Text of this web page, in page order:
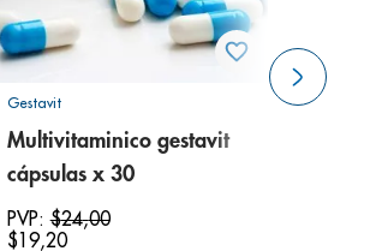
Gestavit
Multivitaminico gestavit
cápsulas x 30
PVP:$24,00
$19,20